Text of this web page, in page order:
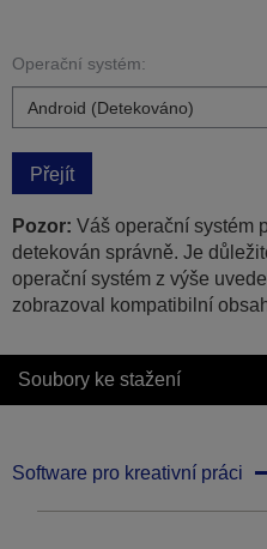
Operační systém:
Přejít
Pozor: Váš operační systém
detekován správně. Je
operační systém z výše
zobrazoval kompatibilní
Soubory ke stažení
Software pro kreativní práci